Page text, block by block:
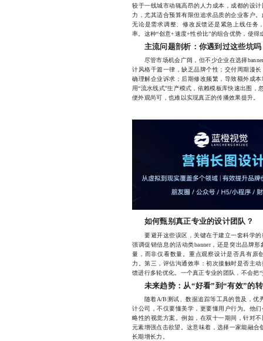
较于一线城市动辄高昂的人力成本，成都的设
力，尤其适合预算有限但追求品质的企业客户
无论是需求调整、修改反馈还是紧急上线任务
率。这种“创意+速度+性价比”的组合优势，使得
主流问题剖析：你遇到过这些坑吗
尽管市场机会广阔，但不少企业在选择
计风格千篇一律，缺乏品牌个性；交付周期漫
确理解企业诉求；后期修改频繁，导致额外成
用“流水线式”生产模式，依赖模板库快速出图
便外观尚可，也难以实现真正的传播效果提升。
如何甄别真正专业的设计团队？
要避开这些误区，关键在于建立一套科学
强调促销信息的活动类banner，还是突出品牌
量，而非仅看数量。重点观察设计是否具有原
力。第三，评估沟通效率：初次接触时是否主
馈进行多轮优化。一个真正专业的团队，不会把
未来趋势：从“好看”到“有效”的
随着A/B测试、数据追踪等工具的普及，优秀
计公司，不仅要懂美学，更要懂用户行为。他
略性的视觉方案。例如，在双十一期间，针对
元素增强点击欲望。这意味着，选择一家能融合
长期增长力。